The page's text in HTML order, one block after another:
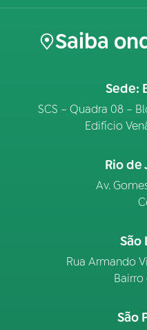
Saiba
Sede:
SCS – Quadra 08 –
Edifício
Rio de
Av.
São
Rua Armando
Bairro
São